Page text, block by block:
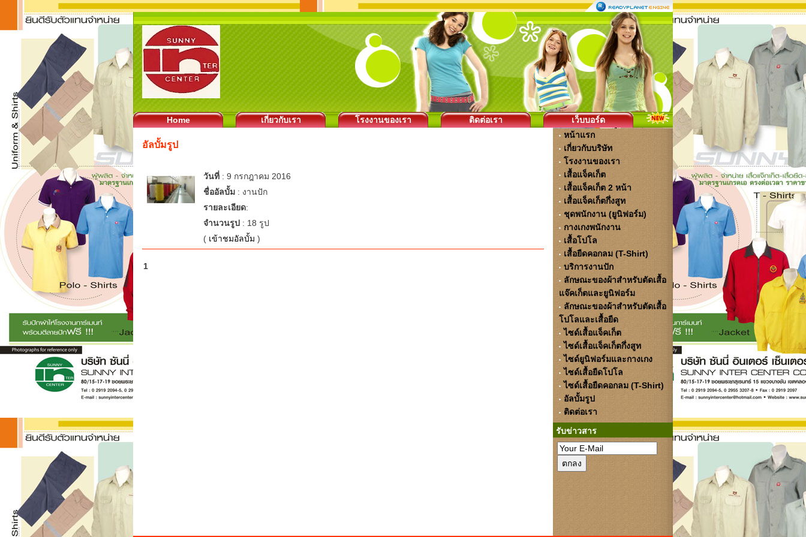
Home เกี่ยวกับเรา โรงงานของเรา ติดต่อเรา เว็บบอร์ด
อัลบั้มรูป
วันที่ : 9 กรกฎาคม 2016
ชื่ออัลบั้ม : งานปัก
รายละเอียด:
จำนวนรูป : 18 รูป
( เข้าชมอัลบั้ม )
1
หน้าแรก
เกี่ยวกับบริษัท
โรงงานของเรา
เสื้อแจ็คเก็ต
เสื้อแจ็คเก็ต 2 หน้า
เสื้อแจ็คเก็ตกึ่งสูท
ชุดพนักงาน (ยูนิฟอร์ม)
กางเกงพนักงาน
เสื้อโปโล
เสื้อยืดคอกลม (T-Shirt)
บริการงานปัก
ลักษณะของผ้าสำหรับตัดเสื้อ
แจ๊คเก็ตและยูนิฟอร์ม
ลักษณะของผ้าสำหรับตัดเสื้อ
โปโลและเสื้อยืด
ไซด์เสื้อแจ็คเก็ต
ไซด์เสื้อแจ็คเก็ตกึ่งสูท
ไซด์ยูนิฟอร์มและกางเกง
ไซด์เสื้อยืดโปโล
ไซด์เสื้อยืดคอกลม (T-Shirt)
อัลบั้มรูป
ติดต่อเรา
รับข่าวสาร